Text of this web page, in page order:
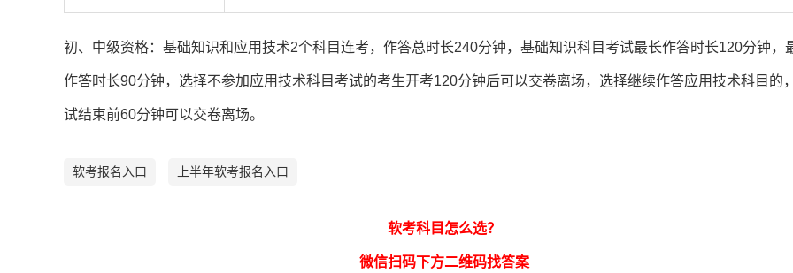
初、中级资格：基础知识和应用技术2个科目连考，作答总时长240分钟，基础知识科目考试最长作答时长120分钟，
作答时长90分钟，选择不参加应用技术科目考试的考生开考120分钟后可以交卷离场，选择继续作答应用技术科目的
试结束前60分钟可以交卷离场。
软考报名入口 上半年软考报名入口
软考科目怎么选？
微信扫码下方二维码找答案